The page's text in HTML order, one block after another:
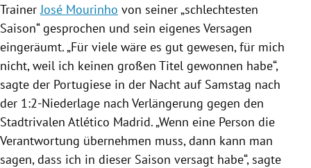
Untermenü
Untermenü
TrainerJosé Mourinho von seiner „schlechtesten
Saison“ gesprochen und sein eigenes Versagen
eingeräumt. „Für viele wäre es gut gewesen, für mich
nicht, weil ich keinen großen Titel gewonnen habe“,
sagte der Portugiese in der Nacht auf Samstag nach
der 1:2-Niederlage nach Verlängerung gegen den
Stadtrivalen Atlético Madrid. „Wenn eine Person die
Verantwortung übernehmen muss, dann kann man
sagen, dass ich in dieser Saison versagt habe“, sagte